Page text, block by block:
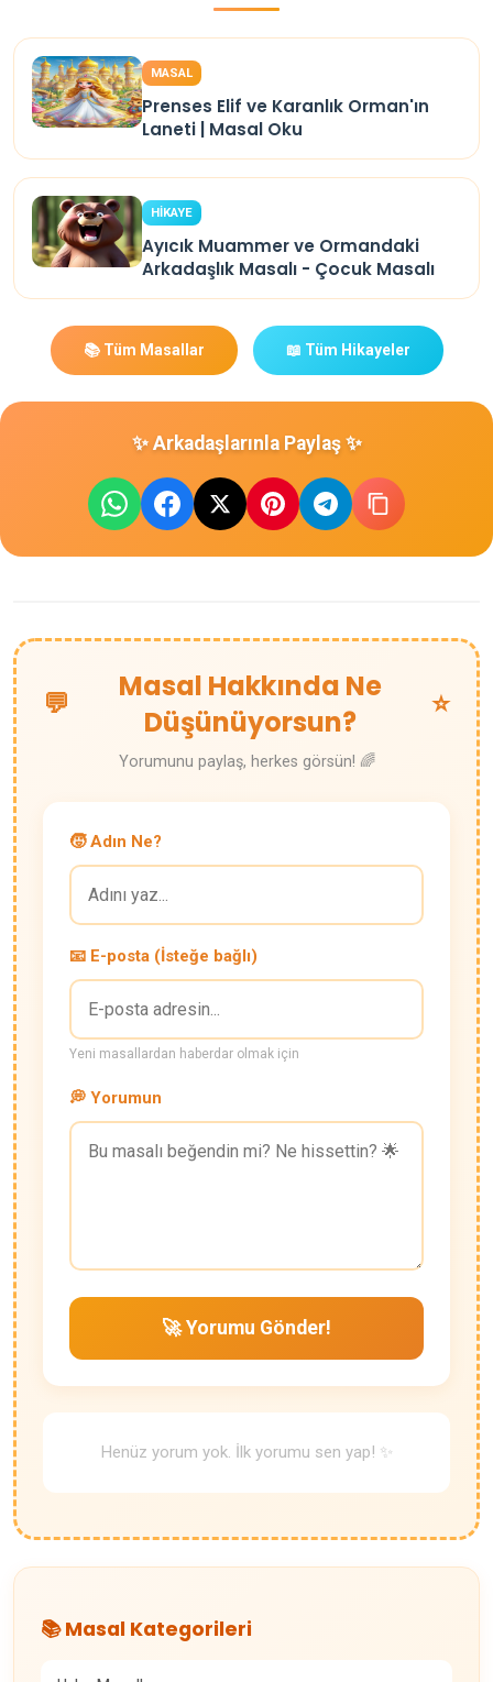
MASAL
Prenses Elif ve Karanlık Orman'ın
Laneti | Masal Oku
HİKAYE
Ayıcık Muammer ve Ormandaki
Arkadaşlık Masalı - Çocuk Masalı
📚 Tüm Masallar 📖 Tüm Hikayeler
✨ Arkadaşlarınla Paylaş ✨
💬
Masal Hakkında Ne
Düşünüyorsun?
⭐
Yorumunu paylaş, herkes görsün! 🌈
🧒 Adın Ne?
📧 E-posta (İsteğe bağlı)
Yeni masallardan haberdar olmak için
💭 Yorumun
🚀 Yorumu Gönder!
Henüz yorum yok. İlk yorumu sen yap! ✨
📚 Masal Kategorileri